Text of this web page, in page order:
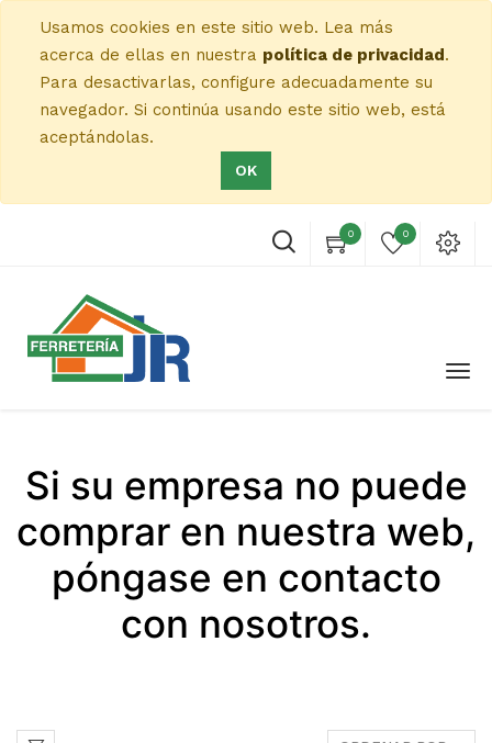
Usamos cookies en este sitio web. Lea más
acerca de ellas en nuestra política de privacidad.
Para desactivarlas, configure adecuadamente su
navegador. Si continúa usando este sitio web, está
aceptándolas.
OK
0 0
Si su empresa no puede
comprar en nuestra web,
póngase en contacto
con nosotros.